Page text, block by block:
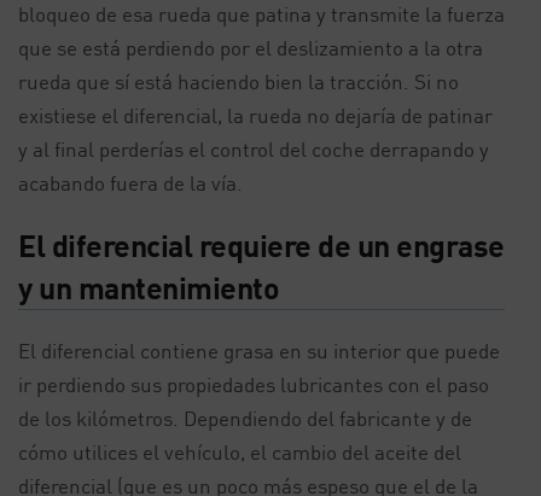
bloqueo de esa rueda que patina y transmite la fuerza
que se está perdiendo por el deslizamiento a la otra
rueda que sí está haciendo bien la tracción. Si no
existiese el diferencial, la rueda no dejaría de patinar
y al final perderías el control del coche derrapando y
acabando fuera de la vía.
El diferencial requiere de un engrase
y un mantenimiento
El diferencial contiene grasa en su interior que puede
ir perdiendo sus propiedades lubricantes con el paso
de los kilómetros. Dependiendo del fabricante y de
cómo utilices el vehículo, el cambio del aceite del
diferencial (que es un poco más espeso que el de la